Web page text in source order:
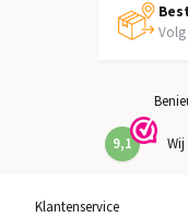
9,1 Wij
Klantenservice